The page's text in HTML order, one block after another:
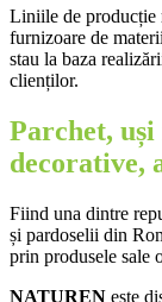
Liniile de producție
furnizoare de
stau la baza
clienților.
Parchet,
decorative,
Fiind una dintre
și pardoselii din
prin produsele sale
NATUREN este